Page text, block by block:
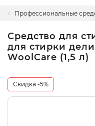
Профессиональные
Средство для
для стирки
WoolCare (1,5 л)
Скидка -5%